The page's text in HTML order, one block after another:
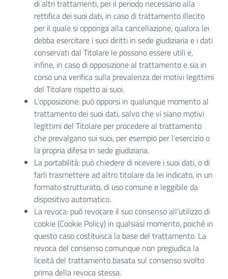
di altri trattamenti, per il periodo necessario alla
rettifica dei suoi dati, in caso di trattamento illecito
per il quale si opponga alla cancellazione, qualora lei
debba esercitare i suoi diritti in sede giudiziaria e i dati
conservati dal Titolare le possono essere utili e,
infine, in caso di opposizione al trattamento e sia in
corso una verifica sulla prevalenza dei motivi legittimi
del Titolare rispetto ai suoi.
L’opposizione: può opporsi in qualunque momento al
trattamento dei suoi dati, salvo che vi siano motivi
legittimi del Titolare per procedere al trattamento
che prevalgano sui suoi, per esempio per l’esercizio o
la propria difesa in sede giudiziaria.
La portabilità: può chiedere di ricevere i suoi dati, o di
farli trasmettere ad altro titolare da lei indicato, in un
formato strutturato, di uso comune e leggibile da
dispositivo automatico.
La revoca: può revocare il suo consenso all’utilizzo di
cookie (Cookie Policy) in qualsiasi momento, poiché in
questo caso costituisca la base del trattamento. La
revoca del consenso comunque non pregiudica la
liceità del trattamento basata sul consenso svolto
prima della revoca stessa.